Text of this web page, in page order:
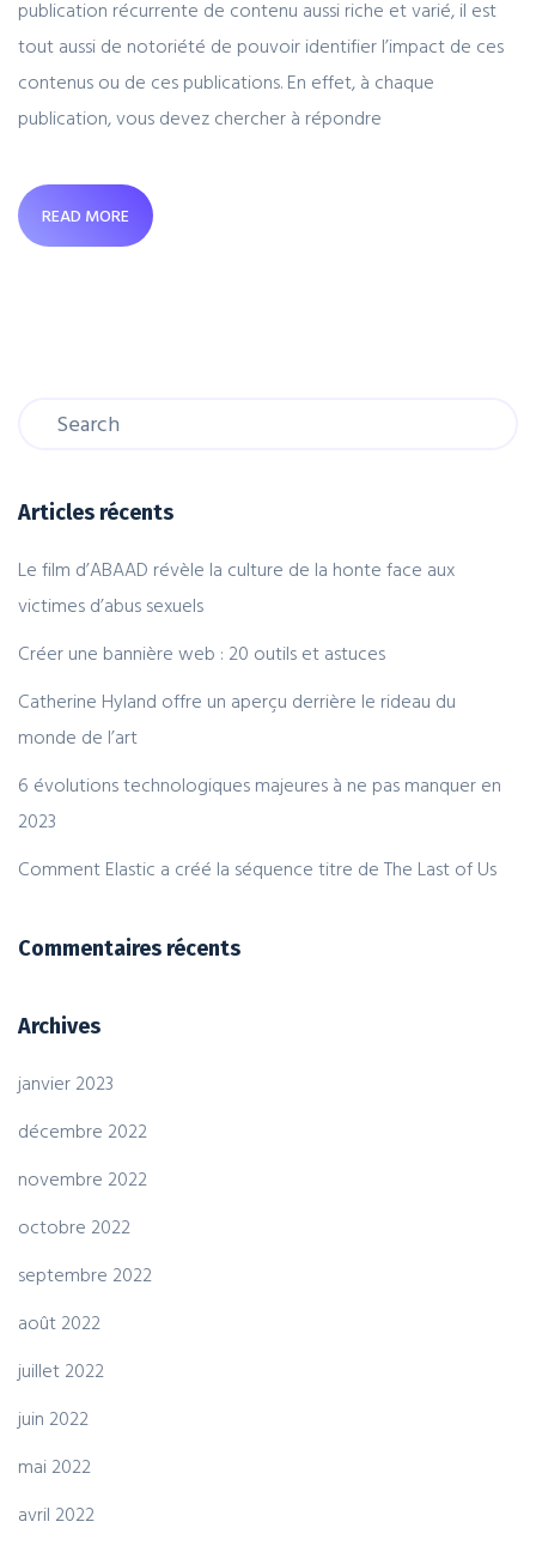
publication récurrente de contenu aussi riche et varié, il est
tout aussi de notoriété de pouvoir identifier l’impact de ces
contenus ou de ces publications. En effet, à chaque
publication, vous devez chercher à répondre
READ MORE
Articles récents
Le film d’ABAAD révèle la culture de la honte face aux
victimes d’abus sexuels
Créer une bannière web : 20 outils et astuces
Catherine Hyland offre un aperçu derrière le rideau du
monde de l’art
6 évolutions technologiques majeures à ne pas manquer en
2023
Comment Elastic a créé la séquence titre de The Last of Us
Commentaires récents
Archives
janvier 2023
décembre 2022
novembre 2022
octobre 2022
septembre 2022
août 2022
juillet 2022
juin 2022
mai 2022
avril 2022